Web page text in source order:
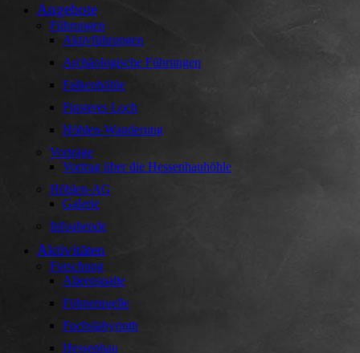
Angebote
Führungen
Aktivführungen
Archäologische Führungen
Falkenhöhle
Finsteres Loch
Höhlen-Wanderung
Vorträge
Vortrag über die Hessenhauhöhle
Höhlen-AG
Galerie
Infoabende
Aktivitäten
Forschung
Alleenspalte
Föhnerquelle
Fuchslabyrinth
Hessenhau